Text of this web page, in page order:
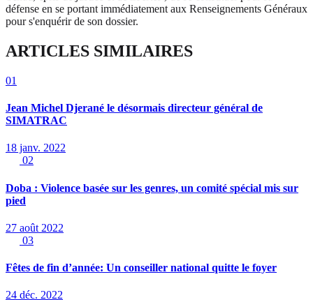
défense en se portant immédiatement aux Renseignements Généraux
pour s'enquérir de son dossier.
ARTICLES SIMILAIRES
01
Jean Michel Djerané le désormais directeur général de
SIMATRAC
18 janv. 2022
02
Doba : Violence basée sur les genres, un comité spécial mis sur
pied
27 août 2022
03
Fêtes de fin d’année: Un conseiller national quitte le foyer
24 déc. 2022